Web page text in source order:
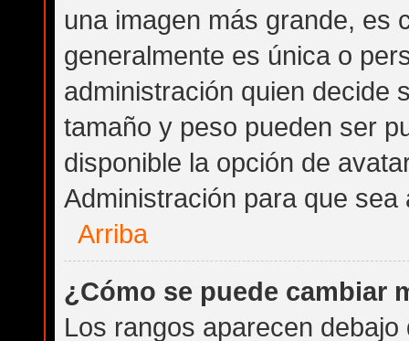
una imagen más grande, es
generalmente es única o
administración quien decide
tamaño y peso pueden ser
disponible la opción de
Administración para que sea
Arriba
¿Cómo se puede cambiar
Los rangos aparecen